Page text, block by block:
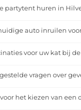
partytent huren in
auto inruilen
voor uw kat bij
vragen over
voor het kiezen van een